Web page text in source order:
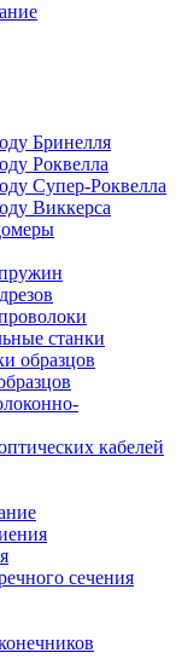
Бринелля
Роквелла
Супер-Роквелла
Виккерса
станки
образцов
кабелей
сечения